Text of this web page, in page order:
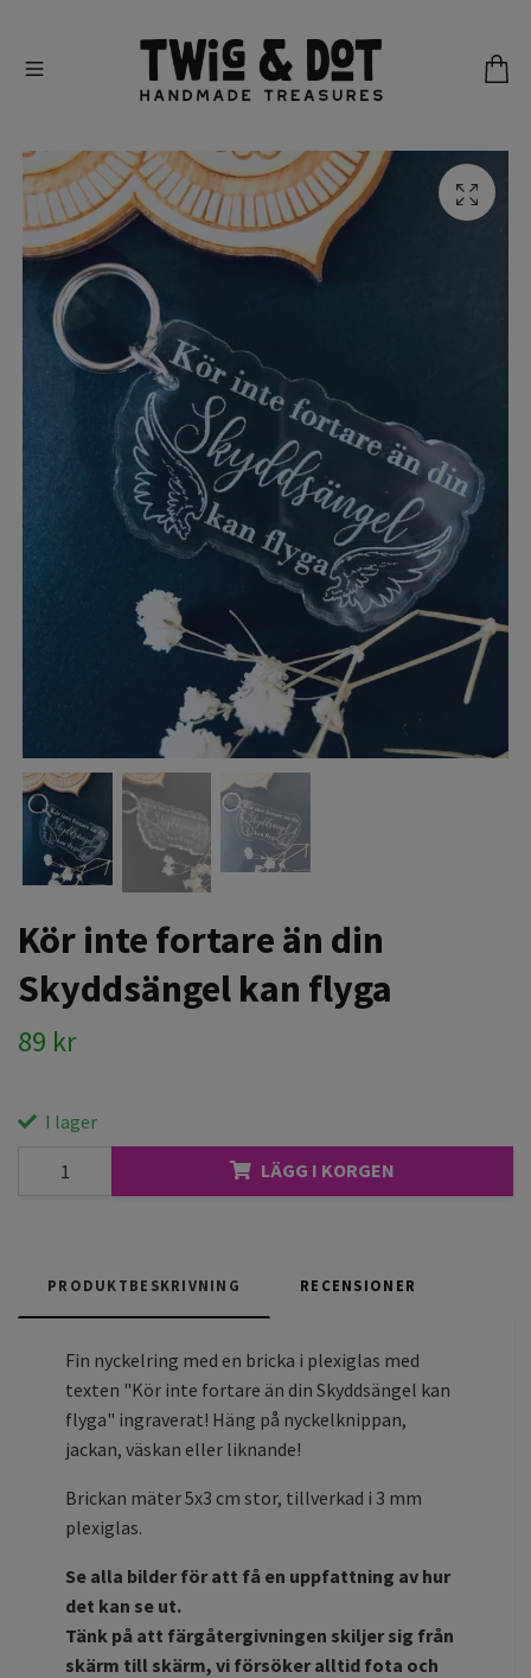
Kör inte fortare än din
Skyddsängel kan flyga
89 kr
I lager
LÄGG I KORGEN
PRODUKTBESKRIVNING RECENSIONER
Fin nyckelring med en bricka i plexiglas med
texten "Kör inte fortare än din Skyddsängel kan
flyga" ingraverat! Häng på nyckelknippan,
jackan, väskan eller liknande!
Brickan mäter 5x3 cm stor, tillverkad i 3 mm
plexiglas.
Se alla bilder för att få en uppfattning av hur
det kan se ut.
Tänk på att färgåtergivningen skiljer sig från
skärm till skärm, vi försöker alltid fota och